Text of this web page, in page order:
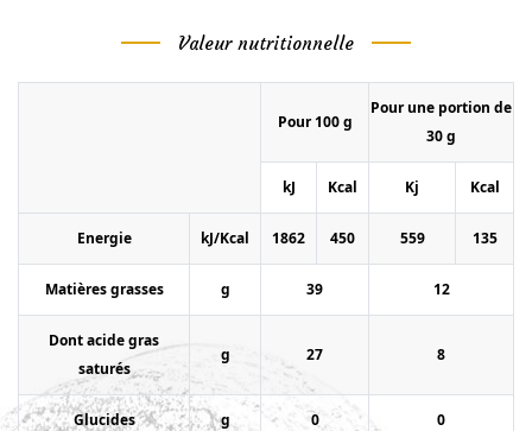
Valeur nutritionnelle
Pour 100 g
Pour une portion de
30 g
kJ Kcal Kj Kcal
Energie kJ/Kcal 1862 450 559 135
Matières grasses g 39 12
Dont acide gras
saturés
g 27 8
Glucides g 0 0